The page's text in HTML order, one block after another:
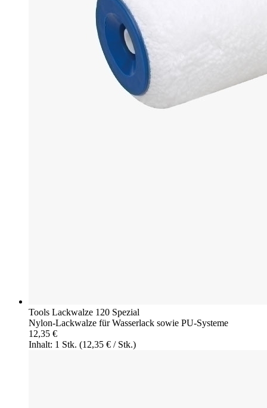
Tools Lackwalze 120 Spezial
Nylon-Lackwalze für Wasserlack sowie PU-Systeme
12,35 €
Inhalt: 1 Stk. (12,35 € / Stk.)